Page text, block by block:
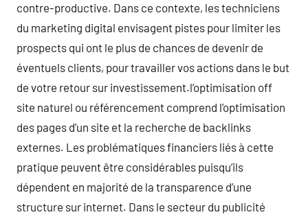
contre-productive. Dans ce contexte, les techniciens
du marketing digital envisagent pistes pour limiter les
prospects qui ont le plus de chances de devenir de
éventuels clients, pour travailler vos actions dans le but
de votre retour sur investissement.l’optimisation off
site naturel ou référencement comprend l’optimisation
des pages d’un site et la recherche de backlinks
externes. Les problématiques financiers liés à cette
pratique peuvent être considérables puisqu’ils
dépendent en majorité de la transparence d’une
structure sur internet. Dans le secteur du publicité